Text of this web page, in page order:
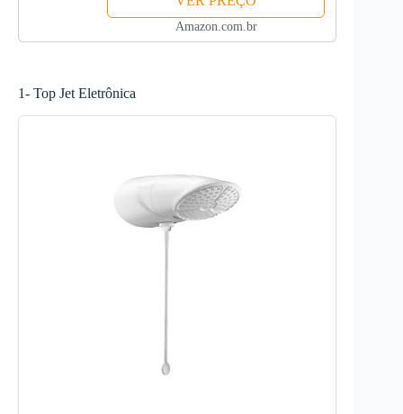
Amazon.com.br
1- Top Jet Eletrônica